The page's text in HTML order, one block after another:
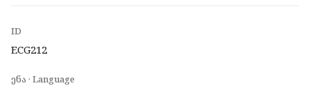
ID
ECG212
ენა · Language